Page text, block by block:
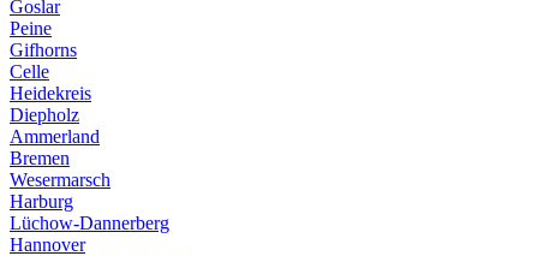
Goslar
Peine
Gifhorns
Celle
Heidekreis
Diepholz
Ammerland
Bremen
Wesermarsch
Harburg
Lüchow-Dannerberg
Hannover